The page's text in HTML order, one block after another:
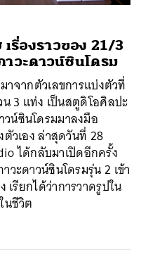
องราวของ 21/3
วะดาวน์ซินโดรม
จากตัวเลขการแบ่งตัวที่
3 แท่ง เป็นสตูดิโอศิลปะ
น์ซินโดรมมาลงมือ
วเอง ล่าสุดวันที่ 28
ได้กลับมาเปิดอีกครั้ง
ะดาวน์ซินโดรมรุ่น 2 เข้า
เรียกได้ว่าการวาดรูปใน
นชีวิต
LINE